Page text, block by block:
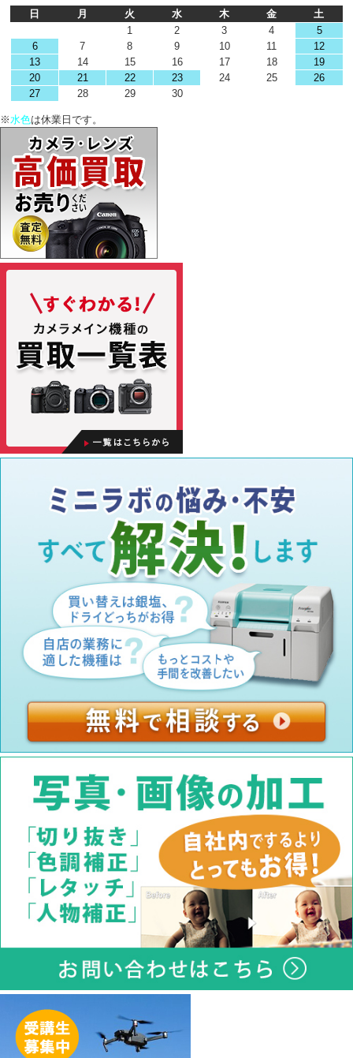
日
月 火 水 木 金
土
1
2 3 4
5
6
7 8 9 10 11
12
13
14 15 16 17 18
19
20
21 22 23 24 25
26
27
28 29 30
※水色は休業日です。